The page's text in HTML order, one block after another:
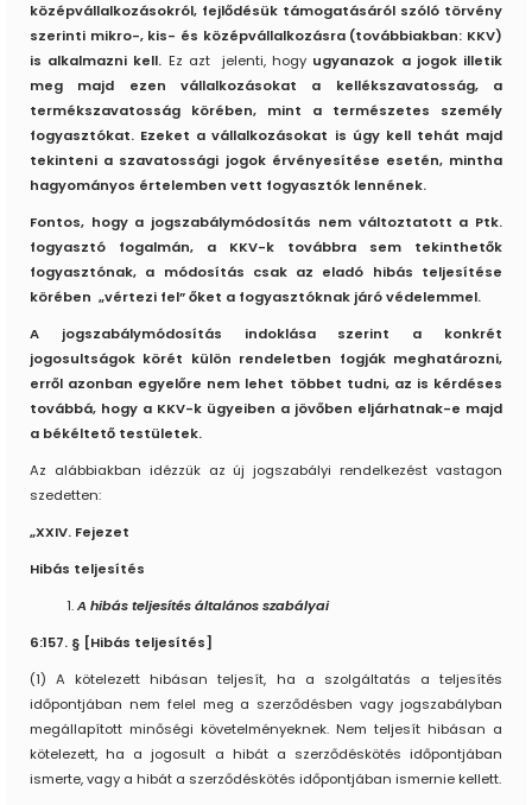
középvállalkozásokról, fejlődésük támogatásáról szóló törvény
szerinti mikro-, kis- és középvállalkozásra (továbbiakban: KKV)
is alkalmazni kell. Ez azt jelenti, hogy ugyanazok a jogok illetik
meg majd ezen vállalkozásokat a kellékszavatosság, a
termékszavatosság körében, mint a természetes személy
fogyasztókat. Ezeket a vállalkozásokat is úgy kell tehát majd
tekinteni a szavatossági jogok érvényesítése esetén, mintha
hagyományos értelemben vett fogyasztók lennének.
Fontos, hogy a jogszabálymódosítás nem változtatott a Ptk.
fogyasztó fogalmán, a KKV-k továbbra sem tekinthetők
fogyasztónak, a módosítás csak az eladó hibás teljesítése
körében „vértezi fel” őket a fogyasztóknak járó védelemmel.
A jogszabálymódosítás indoklása szerint a konkrét
jogosultságok körét külön rendeletben fogják meghatározni,
erről azonban egyelőre nem lehet többet tudni, az is kérdéses
továbbá, hogy a KKV-k ügyeiben a jövőben eljárhatnak-e majd
a békéltető testületek.
Az alábbiakban idézzük az új jogszabályi rendelkezést vastagon
szedetten:
„XXIV. Fejezet
Hibás teljesítés
A hibás teljesítés általános szabályai
6:157. § [Hibás teljesítés]
(1) A kötelezett hibásan teljesít, ha a szolgáltatás a teljesítés
időpontjában nem felel meg a szerződésben vagy jogszabályban
megállapított minőségi követelményeknek. Nem teljesít hibásan a
kötelezett, ha a jogosult a hibát a szerződéskötés időpontjában
ismerte, vagy a hibát a szerződéskötés időpontjában ismernie kellett.